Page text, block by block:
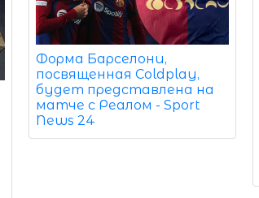
Форма Барселони,
посвященная Coldplay,
будет представлена на
матче с Реалом - Sport
News 24